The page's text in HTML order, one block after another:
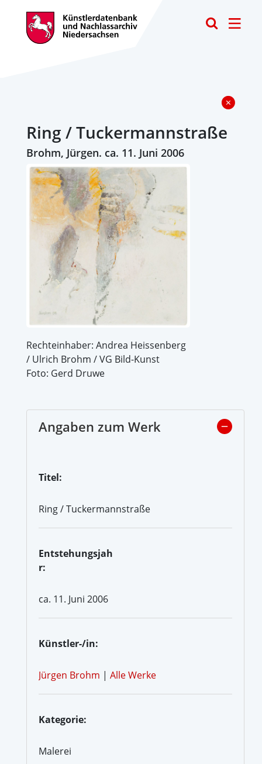
Ring / Tuckermannstraße
Brohm, Jürgen. ca. 11. Juni 2006
Rechteinhaber: Andrea Heissenberg
/ Ulrich Brohm / VG Bild-Kunst
Foto: Gerd Druwe
Angaben zum Werk
Titel:
Ring / Tuckermannstraße
Entstehungsjah
r:
ca. 11. Juni 2006
Künstler-/in:
Jürgen Brohm | Alle Werke
Kategorie:
Malerei